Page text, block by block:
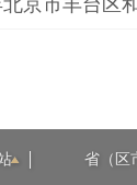
北京市丰台区
省（区